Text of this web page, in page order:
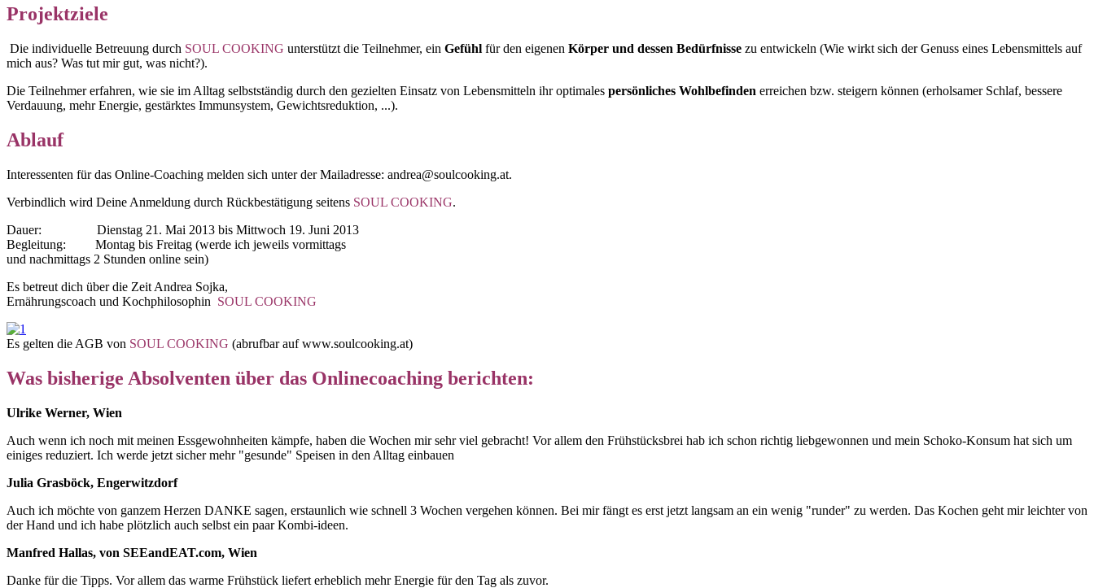
Projektziele
Die individuelle Betreuung durch SOUL COOKING unterstützt die Teilnehmer, ein Gefühl für den eigenen Körper und dessen Bedürfnisse zu entwickeln (Wie wirkt sich der Genuss eines Lebensmittels auf
mich aus? Was tut mir gut, was nicht?).
Die Teilnehmer erfahren, wie sie im Alltag selbstständig durch den gezielten Einsatz von Lebensmitteln ihr optimales persönliches Wohlbefinden erreichen bzw. steigern können (erholsamer Schlaf, bessere
Verdauung, mehr Energie, gestärktes Immunsystem, Gewichtsreduktion, ...).
Ablauf
Interessenten für das Online-Coaching melden sich unter der Mailadresse: andrea@soulcooking.at.
Verbindlich wird Deine Anmeldung durch Rückbestätigung seitens SOUL COOKING.
Dauer: Dienstag 21. Mai 2013 bis Mittwoch 19. Juni 2013
Begleitung: Montag bis Freitag (werde ich jeweils vormittags
und nachmittags 2 Stunden online sein)
Es betreut dich über die Zeit Andrea Sojka,
Ernährungscoach und Kochphilosophin SOUL COOKING
Es gelten die AGB von SOUL COOKING (abrufbar auf www.soulcooking.at)
Was bisherige Absolventen über das Onlinecoaching berichten:
Ulrike Werner, Wien
Auch wenn ich noch mit meinen Essgewohnheiten kämpfe, haben die Wochen mir sehr viel gebracht! Vor allem den Frühstücksbrei hab ich schon richtig liebgewonnen und mein Schoko-Konsum hat sich um
einiges reduziert. Ich werde jetzt sicher mehr "gesunde" Speisen in den Alltag einbauen
Julia Grasböck, Engerwitzdorf
Auch ich möchte von ganzem Herzen DANKE sagen, erstaunlich wie schnell 3 Wochen vergehen können. Bei mir fängt es erst jetzt langsam an ein wenig "runder" zu werden. Das Kochen geht mir leichter von
der Hand und ich habe plötzlich auch selbst ein paar Kombi-ideen.
Manfred Hallas, von SEEandEAT.com, Wien
Danke für die Tipps. Vor allem das warme Frühstück liefert erheblich mehr Energie für den Tag als zuvor.